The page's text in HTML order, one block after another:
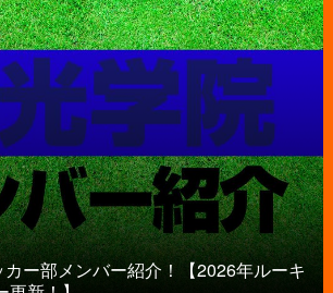
ー部メンバー紹介！【2026年ルーキ